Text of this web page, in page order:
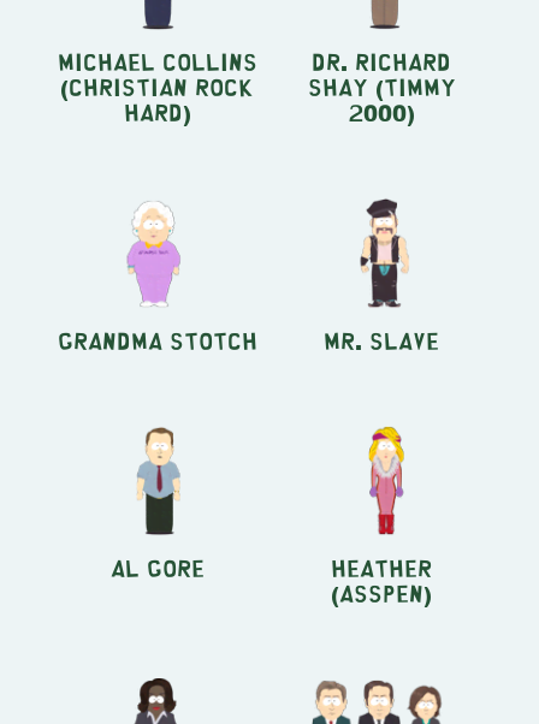
Michael Collins
(Christian Rock
Hard)
Dr. Richard
Shay (Timmy
2000)
Grandma Stotch Mr. Slave
Al Gore Heather
(Asspen)